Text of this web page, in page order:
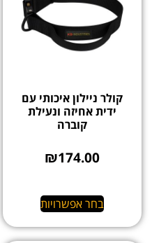
קולר ניילון איכותי עם
ידית אחיזה ונעילת
קוברה
₪174.00
בחר אפשרויות